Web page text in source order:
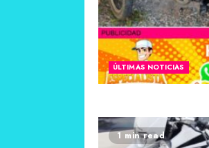
ÚLTIMAS NOTICIAS
1 min read